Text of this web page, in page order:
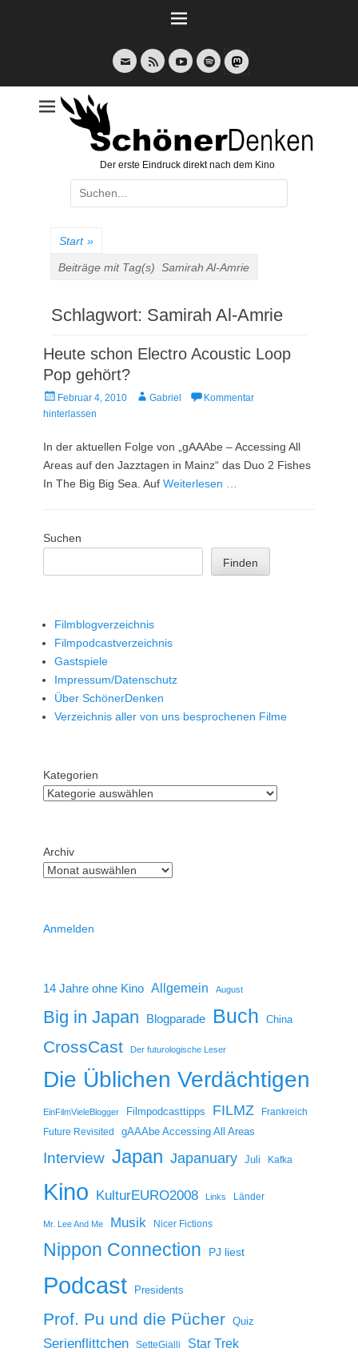
E-
Mail
Feed YouTubeSpotify
Der erste Eindruck direkt nach dem Kino
Suche
nach:
Start »
Beiträge mit Tag(s) Samirah Al-Amrie
Schlagwort: Samirah Al-Amrie
Heute schon Electro Acoustic Loop
Pop gehört?
Veröffentlicht
am
Februar 4, 2010 AutorGabriel
Kommentar
hinterlassen
In der aktuellen Folge von „gAAAbe – Accessing All
Areas auf den Jazztagen in Mainz“ das Duo 2 Fishes
In The Big Big Sea. Auf Weiterlesen …
Suchen
Finden
Filmblogverzeichnis
Filmpodcastverzeichnis
Gastspiele
Impressum/Datenschutz
Über SchönerDenken
Verzeichnis aller von uns besprochenen Filme
Kategorien
Archiv
Anmelden
14 Jahre ohne Kino Allgemein August
Big in Japan Blogparade Buch China
CrossCast Der futurologische Leser
Die Üblichen Verdächtigen
EinFilmVieleBlogger Filmpodcasttipps FILMZ
Frankreich
Future Revisited
gAAAbe Accessing All Areas
Interview Japan Japanuary Juli Kafka
Kino KulturEURO2008 Links Länder
Mr. Lee And Me Musik Nicer Fictions
Nippon Connection PJ liest
Podcast Presidents
Prof. Pu und die Pücher Quiz
Serienflittchen SetteGialli Star Trek